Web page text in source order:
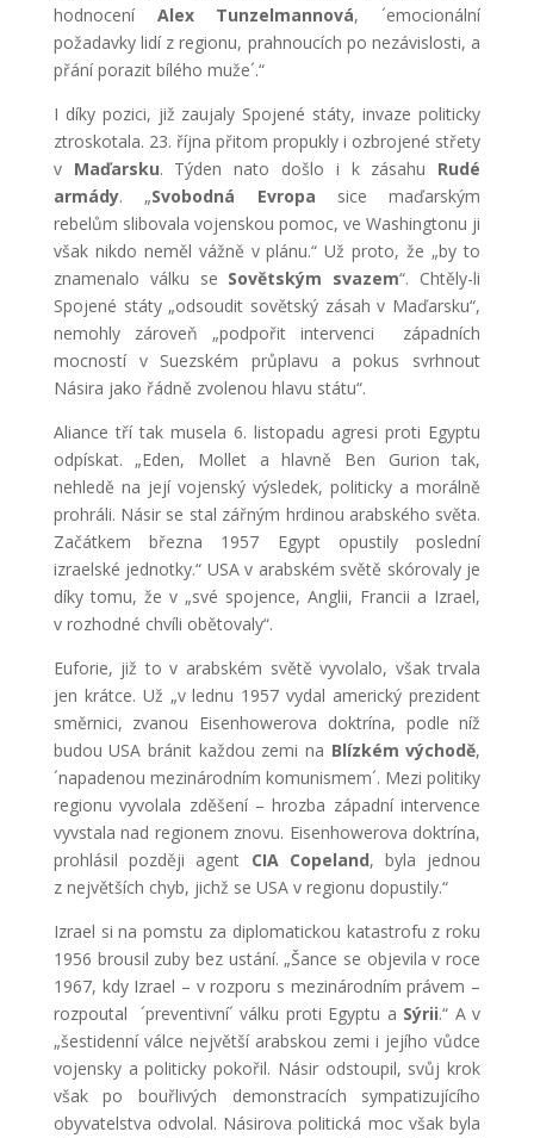
hodnocení Alex Tunzelmannová, ´emocionální
požadavky lidí z regionu, prahnoucích po nezávislosti, a
přání porazit bílého muže´.“
I díky pozici, již zaujaly Spojené státy, invaze politicky
ztroskotala. 23. října přitom propukly i ozbrojené střety
v Maďarsku. Týden nato došlo i k zásahu Rudé
armády. „Svobodná Evropa sice maďarským
rebelům slibovala vojenskou pomoc, ve Washingtonu ji
však nikdo neměl vážně v plánu.“ Už proto, že „by to
znamenalo válku se Sovětským svazem“. Chtěly-li
Spojené státy „odsoudit sovětský zásah v Maďarsku“,
nemohly zároveň „podpořit intervenci západních
mocností v Suezském průplavu a pokus svrhnout
Násira jako řádně zvolenou hlavu státu“.
Aliance tří tak musela 6. listopadu agresi proti Egyptu
odpískat. „Eden, Mollet a hlavně Ben Gurion tak,
nehledě na její vojenský výsledek, politicky a morálně
prohráli. Násir se stal zářným hrdinou arabského světa.
Začátkem března 1957 Egypt opustily poslední
izraelské jednotky.“ USA v arabském světě skórovaly je
díky tomu, že v „své spojence, Anglii, Francii a Izrael,
v rozhodné chvíli obětovaly“.
Euforie, již to v arabském světě vyvolalo, však trvala
jen krátce. Už „v lednu 1957 vydal americký prezident
směrnici, zvanou Eisenhowerova doktrína, podle níž
budou USA bránit každou zemi na Blízkém východě,
´napadenou mezinárodním komunismem´. Mezi politiky
regionu vyvolala zděšení – hrozba západní intervence
vyvstala nad regionem znovu. Eisenhowerova doktrína,
prohlásil později agent CIA Copeland, byla jednou
z největších chyb, jichž se USA v regionu dopustily.“
Izrael si na pomstu za diplomatickou katastrofu z roku
1956 brousil zuby bez ustání. „Šance se objevila v roce
1967, kdy Izrael – v rozporu s mezinárodním právem –
rozpoutal ´preventivní´ válku proti Egyptu a Sýrii.“ A v
„šestidenní válce největší arabskou zemi i jejího vůdce
vojensky a politicky pokořil. Násir odstoupil, svůj krok
však po bouřlivých demonstracích sympatizujícího
obyvatelstva odvolal. Násirova politická moc však byla